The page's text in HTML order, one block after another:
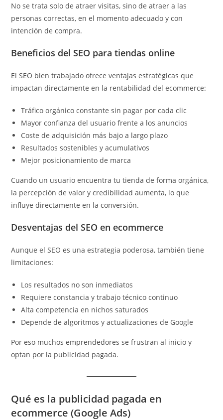
No se trata solo de atraer visitas, sino de atraer a las
personas correctas, en el momento adecuado y con
intención de compra.
Beneficios del SEO para tiendas online
El SEO bien trabajado ofrece ventajas estratégicas que
impactan directamente en la rentabilidad del ecommerce:
Tráfico orgánico constante sin pagar por cada clic
Mayor confianza del usuario frente a los anuncios
Coste de adquisición más bajo a largo plazo
Resultados sostenibles y acumulativos
Mejor posicionamiento de marca
Cuando un usuario encuentra tu tienda de forma orgánica,
la percepción de valor y credibilidad aumenta, lo que
influye directamente en la conversión.
Desventajas del SEO en ecommerce
Aunque el SEO es una estrategia poderosa, también tiene
limitaciones:
Los resultados no son inmediatos
Requiere constancia y trabajo técnico continuo
Alta competencia en nichos saturados
Depende de algoritmos y actualizaciones de Google
Por eso muchos emprendedores se frustran al inicio y
optan por la publicidad pagada.
Qué es la publicidad pagada en
ecommerce (Google Ads)